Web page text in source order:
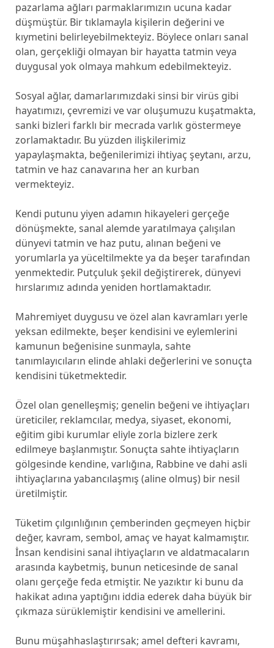
pazarlama ağları parmaklarımızın ucuna kadar
düşmüştür. Bir tıklamayla kişilerin değerini ve
kıymetini belirleyebilmekteyiz. Böylece onları sanal
olan, gerçekliği olmayan bir hayatta tatmin veya
duygusal yok olmaya mahkum edebilmekteyiz.
Sosyal ağlar, damarlarımızdaki sinsi bir virüs gibi
hayatımızı, çevremizi ve var oluşumuzu kuşatmakta,
sanki bizleri farklı bir mecrada varlık göstermeye
zorlamaktadır. Bu yüzden ilişkilerimiz
yapaylaşmakta, beğenilerimizi ihtiyaç şeytanı, arzu,
tatmin ve haz canavarına her an kurban
vermekteyiz.
Kendi putunu yiyen adamın hikayeleri gerçeğe
dönüşmekte, sanal alemde yaratılmaya çalışılan
dünyevi tatmin ve haz putu, alınan beğeni ve
yorumlarla ya yüceltilmekte ya da beşer tarafından
yenmektedir. Putçuluk şekil değiştirerek, dünyevi
hırslarımız adında yeniden hortlamaktadır.
Mahremiyet duygusu ve özel alan kavramları yerle
yeksan edilmekte, beşer kendisini ve eylemlerini
kamunun beğenisine sunmayla, sahte
tanımlayıcıların elinde ahlaki değerlerini ve sonuçta
kendisini tüketmektedir.
Özel olan genelleşmiş; genelin beğeni ve ihtiyaçları
üreticiler, reklamcılar, medya, siyaset, ekonomi,
eğitim gibi kurumlar eliyle zorla bizlere zerk
edilmeye başlanmıştır. Sonuçta sahte ihtiyaçların
gölgesinde kendine, varlığına, Rabbine ve dahi asli
ihtiyaçlarına yabancılaşmış (aline olmuş) bir nesil
üretilmiştir.
Tüketim çılgınlığının çemberinden geçmeyen hiçbir
değer, kavram, sembol, amaç ve hayat kalmamıştır.
İnsan kendisini sanal ihtiyaçların ve aldatmacaların
arasında kaybetmiş, bunun neticesinde de sanal
olanı gerçeğe feda etmiştir. Ne yazıktır ki bunu da
hakikat adına yaptığını iddia ederek daha büyük bir
çıkmaza sürüklemiştir kendisini ve amellerini.
Bunu müşahhaslaştırırsak; amel defteri kavramı,